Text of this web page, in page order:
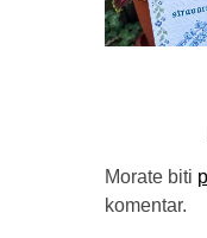
IZMEĐU
Morate biti
komentar.